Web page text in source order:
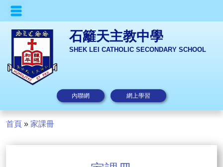
石籬天主教中學
SHEK LEI CATHOLIC SECONDARY SCHOOL
內聯網 網上學習
首頁 » 家課冊